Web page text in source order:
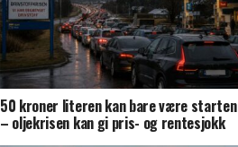
50 kroner literen kan bare være starten
– oljekrisen kan gi pris- og rentesjokk